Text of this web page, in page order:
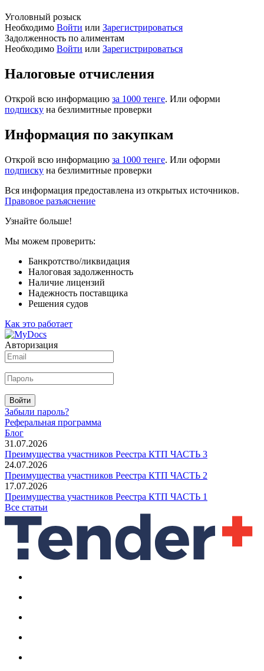
Уголовный розыск
Необходимо Войти или Зарегистрироваться
Задолженность по алиментам
Необходимо Войти или Зарегистрироваться
Налоговые отчисления
Открой всю информацию за 1000 тенге. Или оформи
подписку на безлимитные проверки
Информация по закупкам
Открой всю информацию за 1000 тенге. Или оформи
подписку на безлимитные проверки
Вся информация предоставлена из открытых источников.
Правовое разъяснение
Узнайте больше!
Мы можем проверить:
Банкротство/ликвидация
Налоговая задолженность
Наличие лицензий
Надежность поставщика
Решения судов
Как это работает
Авторизация
Войти
Забыли пароль?
Реферальная программа
Блог
31.07.2026
Преимущества участников Реестра КТП ЧАСТЬ 3
24.07.2026
Преимущества участников Реестра КТП ЧАСТЬ 2
17.07.2026
Преимущества участников Реестра КТП ЧАСТЬ 1
Все статьи